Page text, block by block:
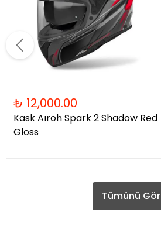
₺ 12,000.00
Kask Aıroh Spark 2 Shadow Red
Gloss
Tümünü Gör